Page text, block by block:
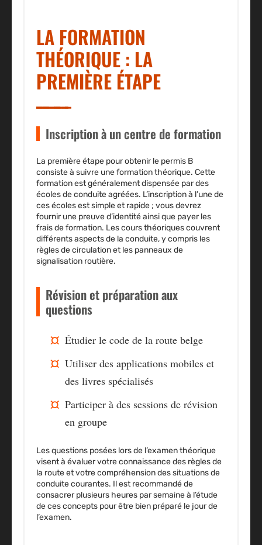
LA FORMATION
THÉORIQUE : LA
PREMIÈRE ÉTAPE
Inscription à un centre de formation
La première étape pour obtenir le permis B
consiste à suivre une formation théorique. Cette
formation est généralement dispensée par des
écoles de conduite agréées. L’inscription à l’une de
ces écoles est simple et rapide ; vous devrez
fournir une preuve d’identité ainsi que payer les
frais de formation. Les cours théoriques couvrent
différents aspects de la conduite, y compris les
règles de circulation et les panneaux de
signalisation routière.
Révision et préparation aux
questions
Étudier le code de la route belge
Utiliser des applications mobiles et
des livres spécialisés
Participer à des sessions de révision
en groupe
Les questions posées lors de l’examen théorique
visent à évaluer votre connaissance des règles de
la route et votre compréhension des situations de
conduite courantes. Il est recommandé de
consacrer plusieurs heures par semaine à l’étude
de ces concepts pour être bien préparé le jour de
l’examen.